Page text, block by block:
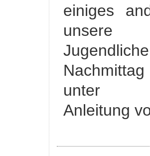
einiges
unsere
unter
Anleitung